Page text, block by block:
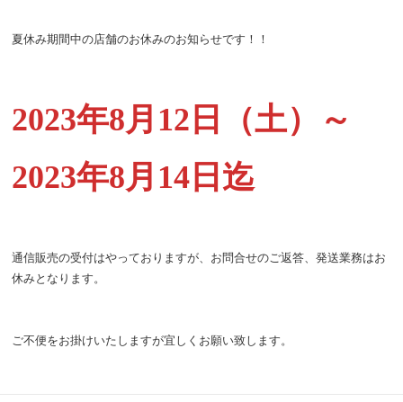
夏休み期間中の店舗のお休みのお知らせです！！
2023年8月12日（土）～
2023年8月14日迄
通信販売の受付はやっておりますが、お問合せのご返答、発送業務はお
休みとなります。
ご不便をお掛けいたしますが宜しくお願い致します。